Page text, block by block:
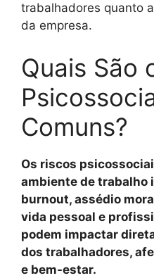
trabalhadores quanto
da empresa.
Quais São
Comuns?
Os riscos
ambiente de trabalho
burnout, assédio
vida pessoal e
podem impactar
dos trabalhadores,
e bem-estar.